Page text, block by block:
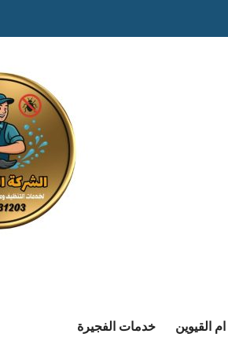
القيوين خدمات الفجيرة